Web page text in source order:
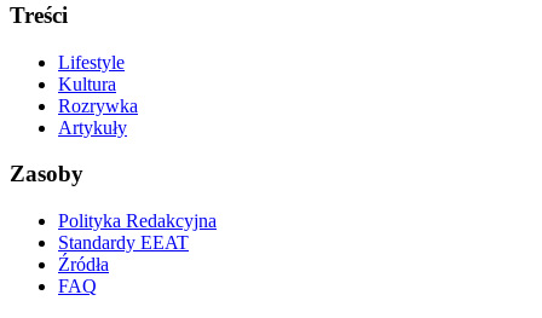
Treści
Lifestyle
Kultura
Rozrywka
Artykuły
Zasoby
Polityka Redakcyjna
Standardy EEAT
Źródła
FAQ